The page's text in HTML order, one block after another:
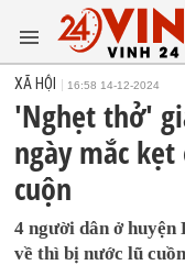
XÃ HỘI 16:58 14-12-2024
'Nghẹt thở'
ngày mắc
cuộn
4 người dân ở huyện
về thì bị nước lũ